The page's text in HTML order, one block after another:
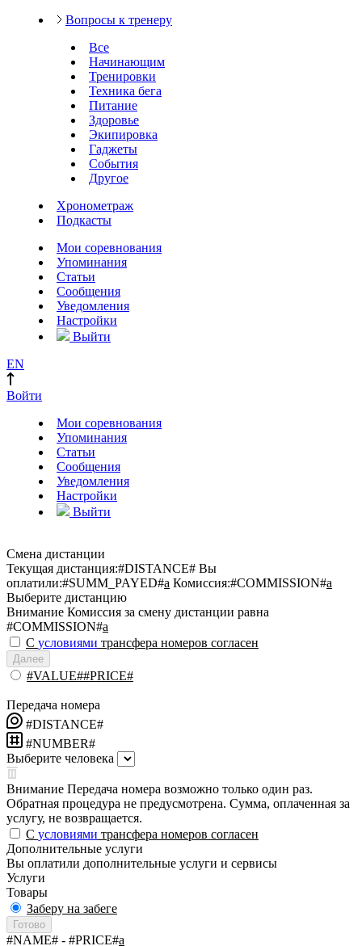
Вопросы к тренеру
Все
Начинающим
Тренировки
Техника бега
Питание
Здоровье
Экипировка
Гаджеты
События
Другое
Хронометраж
Подкасты
Мои соревнования
Упоминания
Статьи
Сообщения
Уведомления
Настройки
Выйти
EN
Войти
Мои соревнования
Упоминания
Статьи
Сообщения
Уведомления
Настройки
Выйти
Смена дистанции
Текущая дистанция:#DISTANCE# Вы
оплатили:#SUMM_PAYED#a Комиссия:#COMMISSION#a
Выберите дистанцию
Внимание Комиссия за смену дистанции равна
#COMMISSION#a
С условиями трансфера номеров согласен
Далее
#VALUE##PRICE#
Передача номера
#DISTANCE#
#NUMBER#
Выберите человека
Внимание Передача номера возможно только один раз.
Обратная процедура не предусмотрена. Сумма, оплаченная за
услугу, не возвращается.
С условиями трансфера номеров согласен
Дополнительные услуги
Вы оплатили дополнительные услуги и сервисы
Услуги
Товары
Заберу на забеге
Готово
#NAME# - #PRICE#a